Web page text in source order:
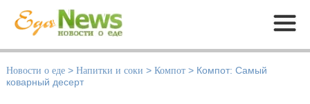
Меню
Новости о еде > Напитки и соки > Компот > Компот: Самый
коварный десерт